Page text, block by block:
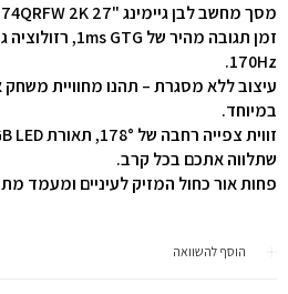
מסך מחשב לבן גיימינג "27 MAG G274QRFW 2K מבית MSI.
170Hz.
עיצוב ללא מסגרת – תהנו מחוויית משחק
במיוחד.
שתלווה אתכם בכל קרב.
פחות אור כחול המזיק לעיניים ומעמד
הוסף להשוואה